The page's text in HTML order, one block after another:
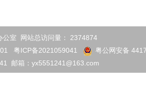
公室 网站总访问量： 2374874
粤ICP备2021059041
粤公网安备
邮箱：yx5551241@163.com